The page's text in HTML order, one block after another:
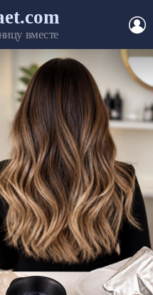
вместе